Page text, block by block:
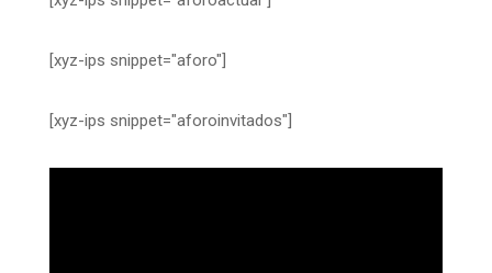
[xyz-ips snippet="aforo"]
[xyz-ips snippet="aforoinvitados"]